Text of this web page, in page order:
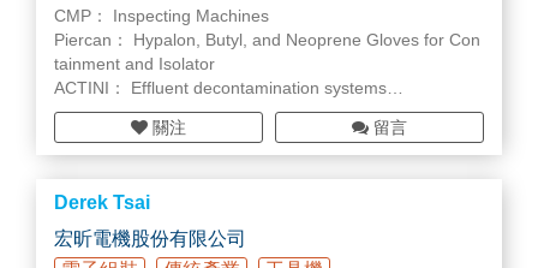
儀器設備維修/校正
CMP： Inspecting Machines
Piercan： Hypalon, Butyl, and Neoprene Gloves for Con
tainment and Isolator
ACTINI： Effluent decontamination systems
MK： Glove Testing System glove integrity testing syste
m. Testing and recording-wireless and efficient
Ompi： Offering A New Choice in GLASS PRE-FILLABL
E SYRINGES
Ezi-Dock™：High Quality Liquid and Dust Free Powder
Handling and Transfer solutions
關注 留言
Derek Tsai
宏昕電機股份有限公司